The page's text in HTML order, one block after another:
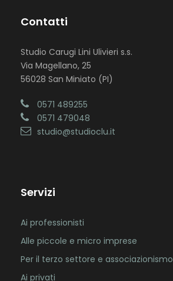
Contatti
Studio Carugi Lini Ulivieri s.s.
Via Magellano, 25
56028 San Miniato (PI)
0571 489255
0571 479048
studio@studioclu.it
Servizi
Ai professionisti
Alle piccole e micro imprese
Per il terzo settore e associazionismo
Ai privati